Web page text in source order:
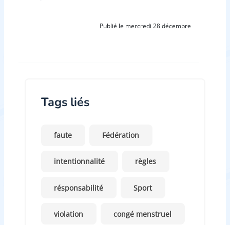
Publié le mercredi 28 décembre
Tags liés
faute Fédération
intentionnalité règles
résponsabilité Sport
violation congé menstruel